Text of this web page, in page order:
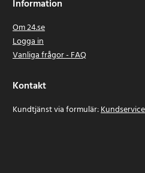
Information
Om 24.se
Logga in
Vanliga frågor - FAQ
Kontakt
Kundtjänst via formulär: